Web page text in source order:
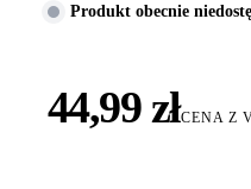
Produkt obecnie
44,99 złCENA Z